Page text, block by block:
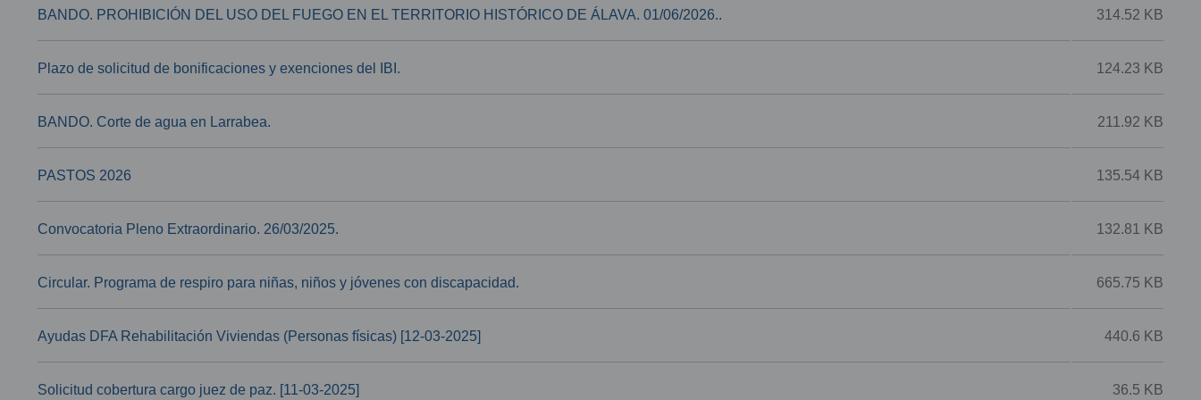
BANDO. PROHIBICIÓN DEL USO DEL FUEGO EN EL TERRITORIO HISTÓRICO DE ÁLAVA. 01/06/2026.. 314.52 KB
Plazo de solicitud de bonificaciones y exenciones del IBI. 124.23 KB
BANDO. Corte de agua en Larrabea. 211.92 KB
PASTOS 2026 135.54 KB
Convocatoria Pleno Extraordinario. 26/03/2025. 132.81 KB
Circular. Programa de respiro para niñas, niños y jóvenes con discapacidad. 665.75 KB
Ayudas DFA Rehabilitación Viviendas (Personas físicas) [12-03-2025] 440.6 KB
Solicitud cobertura cargo juez de paz. [11-03-2025] 36.5 KB